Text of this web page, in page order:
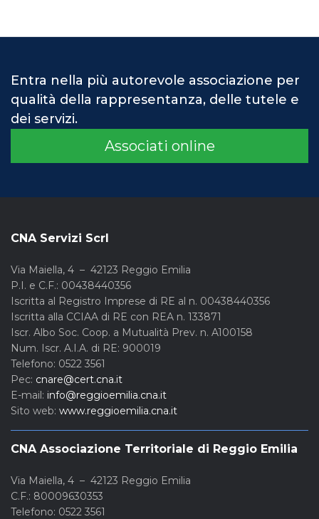
Entra nella più autorevole associazione per
qualità della rappresentanza, delle tutele e
dei servizi.
Associati online
CNA Servizi Scrl
Via Maiella, 4 – 42123 Reggio Emilia
P.I. e C.F.: 00438440356
Iscritta al Registro Imprese di RE al n. 00438440356
Iscritta alla CCIAA di RE con REA n. 133871
Iscr. Albo Soc. Coop. a Mutualità Prev. n. A100158
Num. Iscr. A.I.A. di RE: 900019
Telefono: 0522 3561
Pec: cnare@cert.cna.it
E-mail: info@reggioemilia.cna.it
Sito web: www.reggioemilia.cna.it
CNA Associazione Territoriale di Reggio Emilia
Via Maiella, 4 – 42123 Reggio Emilia
C.F.: 80009630353
Telefono: 0522 3561